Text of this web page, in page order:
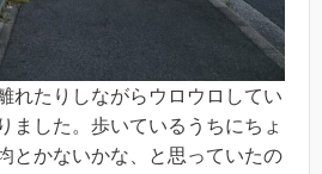
れたりしながらウロウロしてい
ました。歩いているうちにちょ
とかないかな、と思っていたの